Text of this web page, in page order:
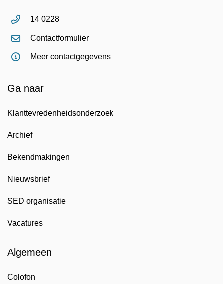
14 0228
Contactformulier
Meer contactgegevens
Ga naar
Klanttevredenheidsonderzoek
Archief
Bekendmakingen
Nieuwsbrief
SED organisatie
Vacatures
Algemeen
Colofon